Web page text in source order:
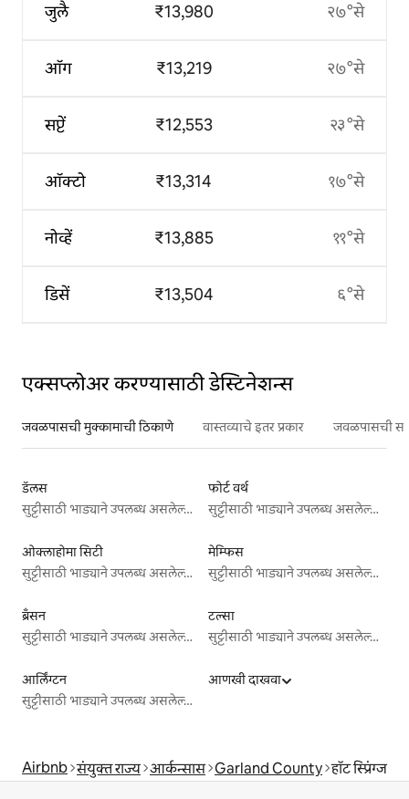
जुलै
ऑग
सप्टें
ऑक्टो
नोव्हें
डिसें
₹13,980
₹13,219
₹12,553
₹13,314
₹13,885
₹13,504
२७°से
२७°से
२३°से
१७°से
११°से
६°से
एक्सप्लोअर करण्यासाठी डेस्टिनेशन्स
जवळपासची मुक्कामाची ठिकाणे वास्तव्याचे इतर प्रकार जवळपासची
डॅलस
सुट्टीसाठी भाड्याने उपलब्ध असलेल्या जागा
फोर्ट वर्थ
सुट्टीसाठी भाड्याने उपलब्ध असलेल्या जागा
ओक्लाहोमा सिटी
सुट्टीसाठी भाड्याने उपलब्ध असलेल्या जागा
मेम्फिस
सुट्टीसाठी भाड्याने उपलब्ध असलेल्या जागा
ब्रँसन
सुट्टीसाठी भाड्याने उपलब्ध असलेल्या जागा
टल्सा
सुट्टीसाठी भाड्याने उपलब्ध असलेल्या जागा
आर्लिंग्टन
सुट्टीसाठी भाड्याने उपलब्ध असलेल्या जागा
आणखी दाखवा
Airbnb संयुक्त राज्य आर्कन्सास Garland County हॉट स्प्रिंग्ज